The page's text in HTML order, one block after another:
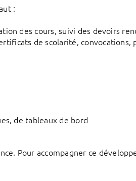
:
des cours, suivi des devoirs
de scolarité, convocations,
de tableaux de bord
Pour accompagner ce